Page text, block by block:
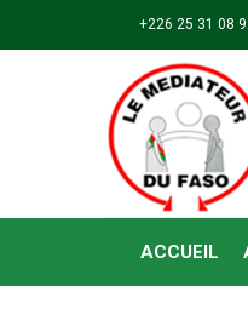
+226 25 31 08
ACCUEIL